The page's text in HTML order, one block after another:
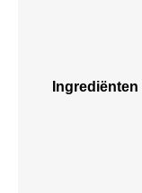
Ingrediënten